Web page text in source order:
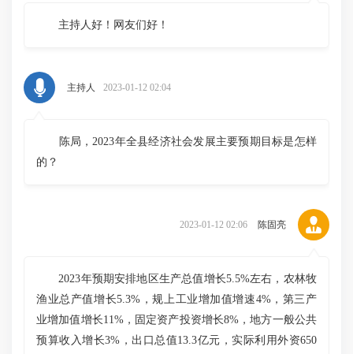
主持人好！网友们好！
主持人 2023-01-12 02:04
陈局，2023年全县经济社会发展主要预期目标是怎样
的？
2023-01-12 02:06 陈固亮
2023年预期安排地区生产总值增长5.5%左右，农林牧
渔业总产值增长5.3%，规上工业增加值增速4%，第三产
业增加值增长11%，固定资产投资增长8%，地方一般公共
预算收入增长3%，出口总值13.3亿元，实际利用外资650